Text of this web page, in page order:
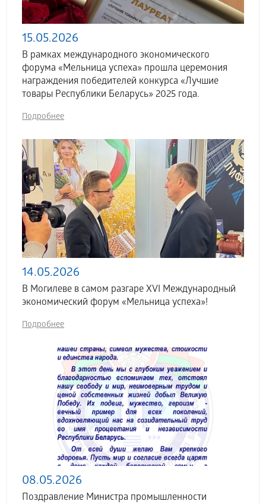
15.05.2026
В рамках международного экономического
форума «Мельница успеха» прошла церемония
награждения победителей конкурса «Лучшие
товары Республики Беларусь» 2025 года.
Подробнее
14.05.2026
В Могилеве в самом разгаре XVI Международный
экономический форум «Мельница успеха»!
Подробнее
08.05.2026
Поздравление Министра промышленности